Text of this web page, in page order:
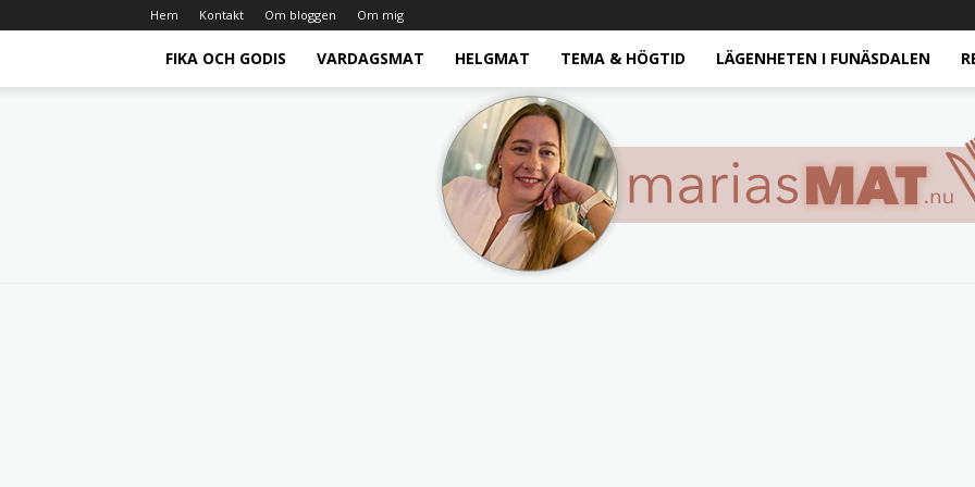
Hem Kontakt Om bloggen Om mig
FIKA OCH GODIS VARDAGSMAT HELGMAT TEMA & HÖGTID LÄGENHETEN I FUNÄSDALEN